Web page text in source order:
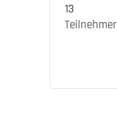
13
Teilnehmer